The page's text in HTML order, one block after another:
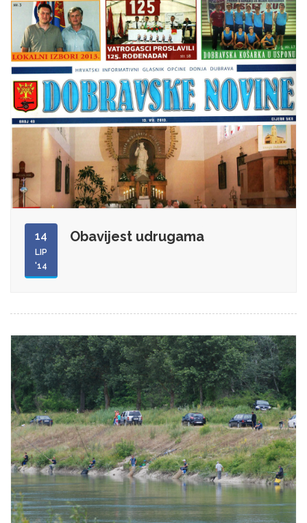
14
LIP
'14
Obavijest udrugama